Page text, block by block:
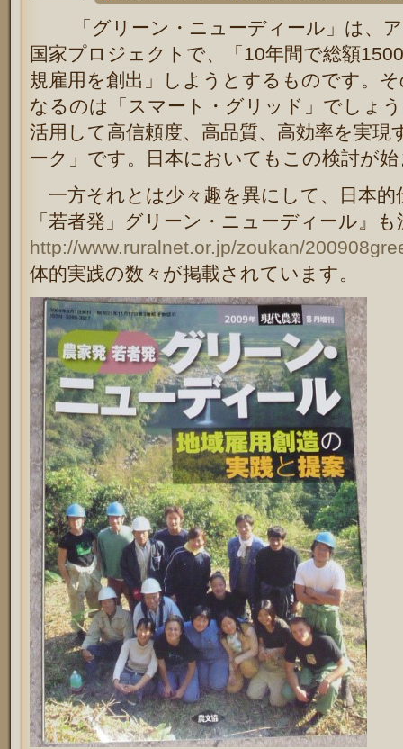
「グリーン・ニューディール」は、ア
国家プロジェクトで、「10年間で総額
規雇用を創出」しようとするものです。
なるのは「スマート・グリッド」でしょ
活用して高信頼度、高品質、高効率を実
ーク」です。日本においてもこの検討が
一方それとは少々趣を異にして、日本的
「若者発」グリーン・ニューディール』
http://www.ruralnet.or.jp/zoukan/
体的実践の数々が掲載されています。